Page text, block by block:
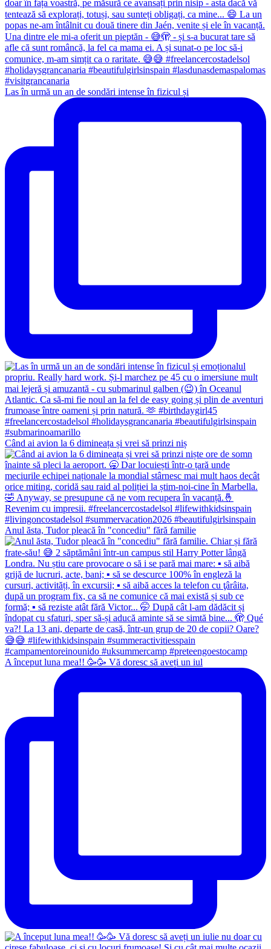
Las în urmă un an de sondări intense în fizicul și
Când ai avion la 6 dimineața și vrei să prinzi niș
Anul ăsta, Tudor pleacă în "concediu" fără familie
A început luna mea!! 🥳🥳 Vă doresc să aveți un iul